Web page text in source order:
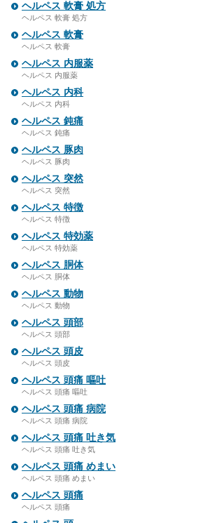
ヘルペス 軟膏 処方
ヘルペス 軟膏 処方
ヘルペス 軟膏
ヘルペス 軟膏
ヘルペス 内服薬
ヘルペス 内服薬
ヘルペス 内科
ヘルペス 内科
ヘルペス 鈍痛
ヘルペス 鈍痛
ヘルペス 豚肉
ヘルペス 豚肉
ヘルペス 突然
ヘルペス 突然
ヘルペス 特徴
ヘルペス 特徴
ヘルペス 特効薬
ヘルペス 特効薬
ヘルペス 胴体
ヘルペス 胴体
ヘルペス 動物
ヘルペス 動物
ヘルペス 頭部
ヘルペス 頭部
ヘルペス 頭皮
ヘルペス 頭皮
ヘルペス 頭痛 嘔吐
ヘルペス 頭痛 嘔吐
ヘルペス 頭痛 病院
ヘルペス 頭痛 病院
ヘルペス 頭痛 吐き気
ヘルペス 頭痛 吐き気
ヘルペス 頭痛 めまい
ヘルペス 頭痛 めまい
ヘルペス 頭痛
ヘルペス 頭痛